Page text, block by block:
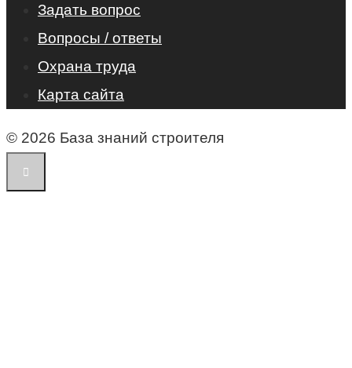
Задать вопрос
Вопросы / ответы
Охрана труда
Карта сайта
© 2026 База знаний строителя